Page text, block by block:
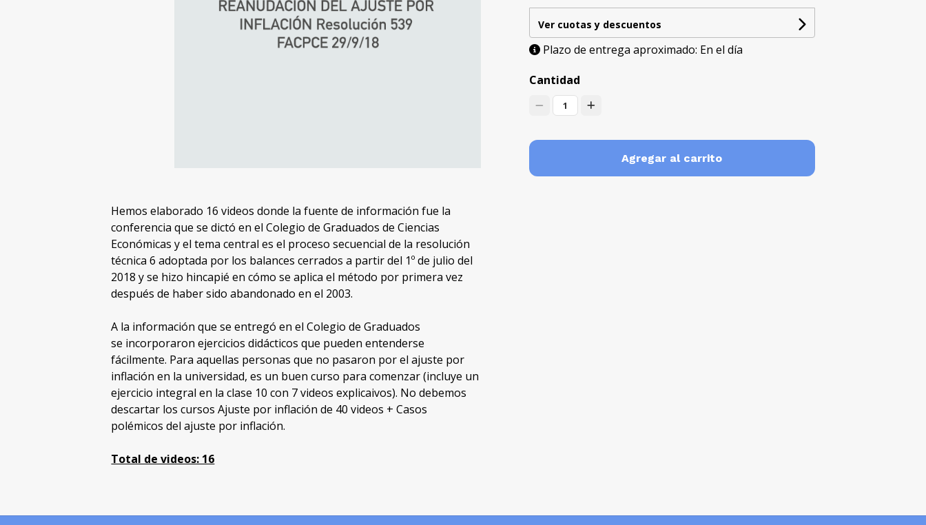
Hemos elaborado 16 videos donde la fuente de información fue la
conferencia que se dictó en el Colegio de Graduados de Ciencias
Económicas y el tema central es el proceso secuencial de la resolución
técnica 6 adoptada por los balances cerrados a partir del 1º de julio del
2018 y se hizo hincapié en cómo se aplica el método por primera vez
después de haber sido abandonado en el 2003.
A la información que se entregó en el Colegio de Graduados
se incorporaron ejercicios didácticos que pueden entenderse
fácilmente. Para aquellas personas que no pasaron por el ajuste por
inflación en la universidad, es un buen curso para comenzar (incluye un
ejercicio integral en la clase 10 con 7 videos explicaivos). No debemos
descartar los cursos Ajuste por inflación de 40 videos + Casos
polémicos del ajuste por inflación.
Total de videos: 16
Ver cuotas y descuentos
Plazo de entrega aproximado: En el día
Cantidad
1
Agregar al carrito